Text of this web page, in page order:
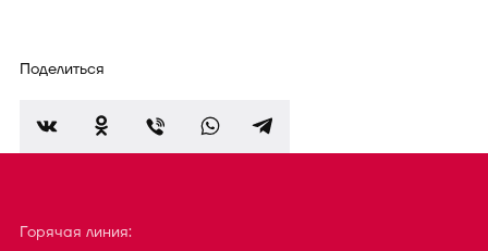
Поделиться
Горячая линия: